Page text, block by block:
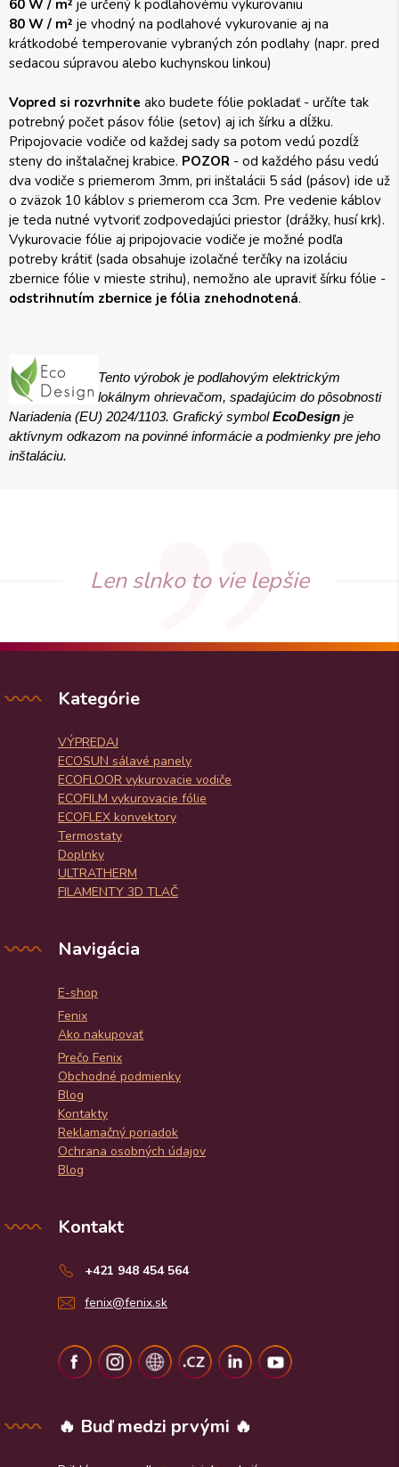
60 W / m² je určený k podlahovému vykurovaniu
80 W / m² je vhodný na podlahové vykurovanie aj na
krátkodobé temperovanie vybraných zón podlahy (napr. pred
sedacou súpravou alebo kuchynskou linkou)
Vopred si rozvrhnite ako budete fólie pokladať - určíte tak
potrebný počet pásov fólie (setov) aj ich šírku a dĺžku.
Pripojovacie vodiče od každej sady sa potom vedú pozdĺž
steny do inštalačnej krabice. POZOR - od každého pásu vedú
dva vodiče s priemerom 3mm, pri inštalácii 5 sád (pásov) ide už
o zväzok 10 káblov s priemerom cca 3cm. Pre vedenie káblov
je teda nutné vytvoriť zodpovedajúci priestor (drážky, husí krk).
Vykurovacie fólie aj pripojovacie vodiče je možné podľa
potreby krátiť (sada obsahuje izolačné terčíky na izoláciu
zbernice fólie v mieste strihu), nemožno ale upraviť šírku fólie -
odstrihnutím zbernice je fólia znehodnotená.
Tento výrobok je podlahovým elektrickým
lokálnym ohrievačom, spadajúcim do pôsobnosti
Nariadenia (EU) 2024/1103. Grafický symbolEcoDesign je
aktívnym odkazom na povinné informácie a podmienky pre jeho
inštaláciu.
Len slnko to vie lepšie
Kategórie
VÝPREDAJ
ECOSUN sálavé panely
ECOFLOOR vykurovacie vodiče
ECOFILM vykurovacie fólie
ECOFLEX konvektory
Termostaty
Doplnky
ULTRATHERM
FILAMENTY 3D TLAČ
Navigácia
E-shop
Fenix
Ako nakupovať
Prečo Fenix
Obchodné podmienky
Blog
Kontakty
Reklamačný poriadok
Ochrana osobných údajov
Blog
Kontakt
+421 948 454 564
fenix@fenix.sk
🔥 Buď medzi prvými 🔥